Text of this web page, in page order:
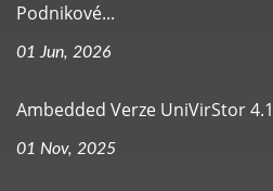
Podnikové...
01 Jun, 2026
Ambedded Verze UniVirStor
01 Nov, 2025